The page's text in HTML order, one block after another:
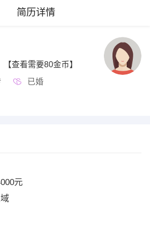
简历详情
【查看需要80金币】
已婚
元